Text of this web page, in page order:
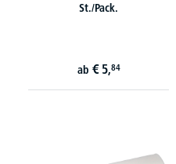
St./Pack.
ab € 5,84